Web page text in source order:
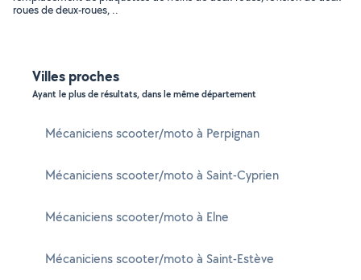
roues de deux-roues, ..
Villes proches
Ayant le plus de résultats, dans le même département
Mécaniciens scooter/moto à Perpignan
Mécaniciens scooter/moto à Saint-Cyprien
Mécaniciens scooter/moto à Elne
Mécaniciens scooter/moto à Saint-Estève